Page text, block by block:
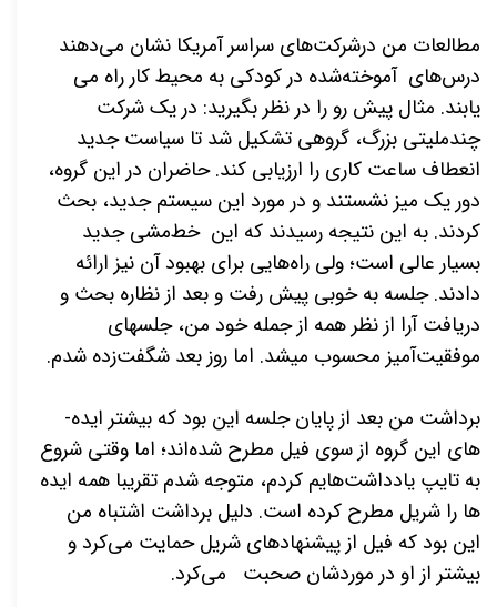
مطالعات من درشرکت‌­های سراسر آمریکا نشان می­‌دهند
درس­‌های آموخته­‌شده در کودکی به محیط کار راه می­‌
یابند. مثال پیش رو را در نظر بگیرید: در یک شرکت
چندملیتی بزرگ، گروهی تشکیل شد تا سیاست جدید
انعطاف ساعت کاری را ارزیابی کند. حاضران در این گروه،
دور یک میز نشستند و در مورد این سیستم جدید، بحث
کردند. به این نتیجه رسیدند که این خط‌­مشی جدید
بسیار عالی است؛ ولی راه‌­هایی برای بهبود آن نیز ارائه
دادند. جلسه به خوبی پیش رفت و بعد از نظاره بحث و
دریافت آرا از نظر همه از جمله خود من، جلسه­ای
موفقیت­‌آمیز محسوب می­شد. اما روز بعد شگفت‌­زده شدم.
برداشت من بعد از پایان جلسه این بود که بیشتر ایده‌­
های این گروه از سوی فیل مطرح شده­‌اند؛ اما وقتی شروع
به تایپ یادداشت­‌هایم کردم، متوجه شدم تقریبا همه ایده­‌
ها را شریل مطرح کرده است. دلیل برداشت اشتباه من
این بود که فیل از پیشنهادهای شریل حمایت می‌­کرد و
بیشتر از او در موردشان صحبت می­‌کرد.